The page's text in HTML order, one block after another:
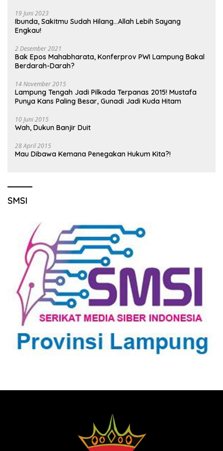
19 Juni 2023
Ibunda, Sakitmu Sudah Hilang…Allah Lebih Sayang
Engkau!
2 Desember 2021
Bak Epos Mahabharata, Konferprov PWI Lampung Bakal
Berdarah-Darah?
14 November 2015
Lampung Tengah Jadi Pilkada Terpanas 2015! Mustafa
Punya Kans Paling Besar, Gunadi Jadi Kuda Hitam
10 Juni 2015
Wah, Dukun Banjir Duit
28 April 2015
Mau Dibawa Kemana Penegakan Hukum Kita?!
SMSI